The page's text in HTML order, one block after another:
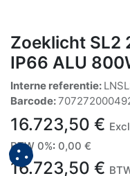
Zoeklicht SL2
IP66 ALU
Interne referentie:
Barcode:
16.723,50 €
BTW 0%: 0,00 €
16.723,50 €